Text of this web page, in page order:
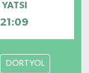
YATSI
21:09
DÖRTYOL